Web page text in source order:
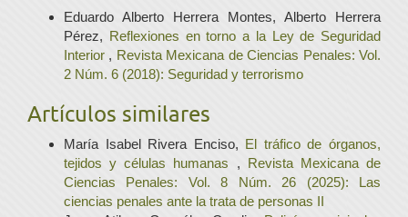
Eduardo Alberto Herrera Montes, Alberto Herrera
Pérez, Reflexiones en torno a la Ley de Seguridad
Interior , Revista Mexicana de Ciencias Penales: Vol.
2 Núm. 6 (2018): Seguridad y terrorismo
Artículos similares
María Isabel Rivera Enciso, El tráfico de órganos,
tejidos y células humanas , Revista Mexicana de
Ciencias Penales: Vol. 8 Núm. 26 (2025): Las
ciencias penales ante la trata de personas II